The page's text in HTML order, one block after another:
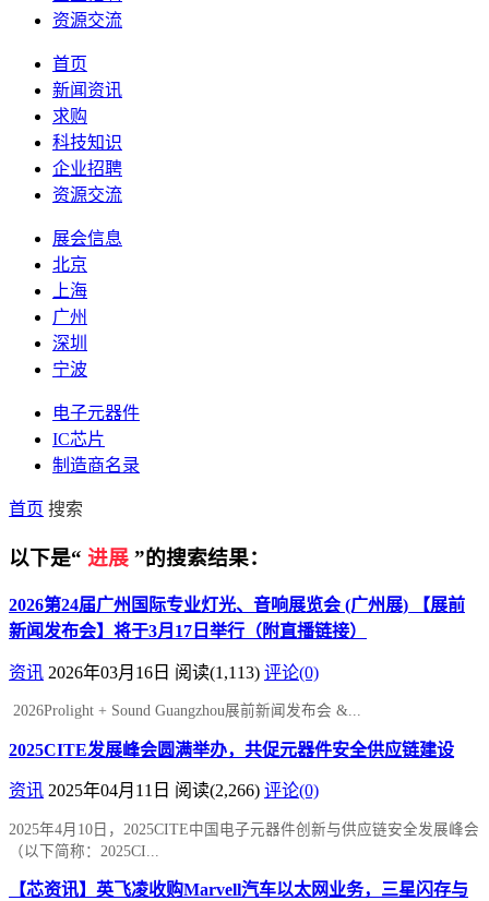
资源交流
首页
新闻资讯
求购
科技知识
企业招聘
资源交流
展会信息
北京
上海
广州
深圳
宁波
电子元器件
IC芯片
制造商名录
首页 搜索
以下是“ 进展 ”的搜索结果：
2026第24届广州国际专业灯光、音响展览会 (广州展) 【展前
新闻发布会】将于3月17日举行（附直播链接）
资讯 2026年03月16日 阅读(1,113) 评论(0)
2026Prolight + Sound Guangzhou展前新闻发布会 &...
2025CITE发展峰会圆满举办，共促元器件安全供应链建设
资讯 2025年04月11日 阅读(2,266) 评论(0)
2025年4月10日，2025CITE中国电子元器件创新与供应链安全发展峰会
（以下简称：2025CI...
【芯资讯】英飞凌收购Marvell汽车以太网业务，三星闪存与